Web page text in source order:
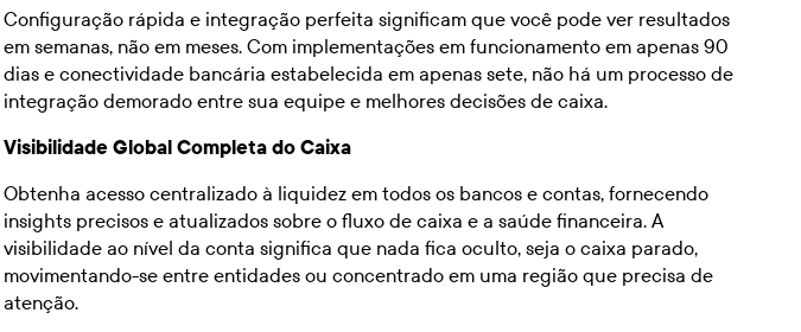
Configuração rápida e integração perfeita significam que você pode ver resultados
em semanas, não em meses. Com implementações em funcionamento em apenas 90
dias e conectividade bancária estabelecida em apenas sete, não há um processo de
integração demorado entre sua equipe e melhores decisões de caixa.
Visibilidade Global Completa do Caixa
Obtenha acesso centralizado à liquidez em todos os bancos e contas, fornecendo
insights precisos e atualizados sobre o fluxo de caixa e a saúde financeira. A
visibilidade ao nível da conta significa que nada fica oculto, seja o caixa parado,
movimentando-se entre entidades ou concentrado em uma região que precisa de
atenção.